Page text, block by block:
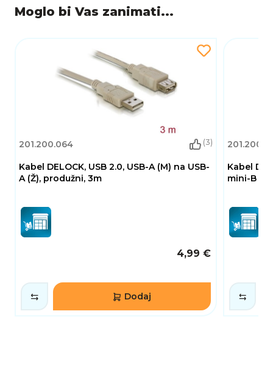
Moglo bi Vas zanimati...
201.200.064 (3)
Kabel DELOCK, USB 2.0, USB-A (M) na USB-
A (Ž), produžni, 3m
4,99 €
Dodaj
Kabel
mini-B 5-